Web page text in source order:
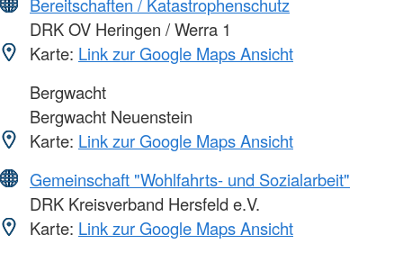
DRK OV Heringen / Werra 1
Karte: Link zur Google Maps Ansicht
Bergwacht
Bergwacht Neuenstein
Karte: Link zur Google Maps Ansicht
Gemeinschaft "Wohlfahrts- und Sozialarbeit"
DRK Kreisverband Hersfeld e.V.
Karte: Link zur Google Maps Ansicht